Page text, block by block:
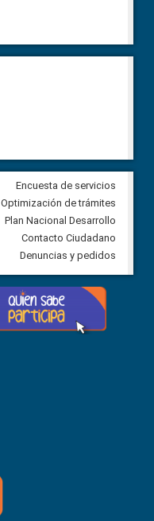
Veeduría para vigilar los
derivados de la Audiencia
comunidad Urbina, parroquia
Carolina
5 agosto, 2026
Next
Encuesta de servicios
Optimización de trámites
Plan Nacional Desarrollo
Contacto Ciudadano
Denuncias y pedidos